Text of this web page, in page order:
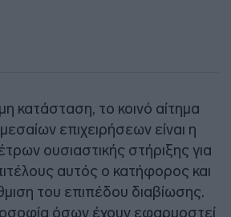
κατάσταση, το κοινό αίτημα
επιχειρήσεων είναι η
ουσιαστικής στήριξης για
αυτός ο κατήφορος και
του επιπέδου διαβίωσης.
όσων έχουν εφαρμοστεί